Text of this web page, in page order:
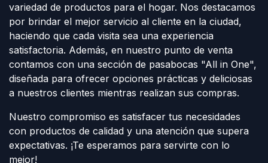
variedad de productos para el hogar. Nos destacamos
por brindar el mejor servicio al cliente en la ciudad,
haciendo que cada visita sea una experiencia
satisfactoria. Además, en nuestro punto de venta
contamos con una sección de pasabocas "All in One",
diseñada para ofrecer opciones prácticas y deliciosas
a nuestros clientes mientras realizan sus compras.
Nuestro compromiso es satisfacer tus necesidades
con productos de calidad y una atención que supera
expectativas. ¡Te esperamos para servirte con lo
mejor!